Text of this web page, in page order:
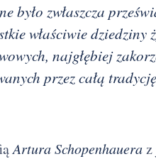
zwłaszcza
właściwie dziedziny
najgłębiej
przez całą
Artura Schopenhaueraz